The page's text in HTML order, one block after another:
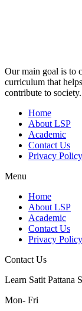
Our main goal is to
curriculum that
contribute to society.
Home
About LSP
Academic
Contact Us
Privacy Policy
Menu
Home
About LSP
Academic
Contact Us
Privacy Policy
Contact Us
Learn Satit Pattana
Mon- Fri